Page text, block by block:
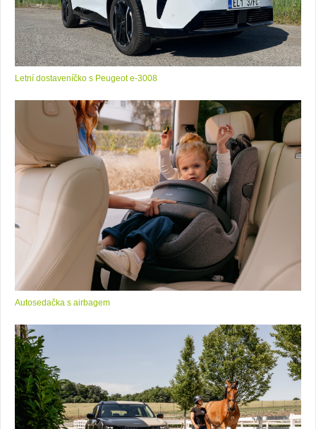
Letní dostaveníčko s Peugeot e-3008
Autosedačka s airbagem